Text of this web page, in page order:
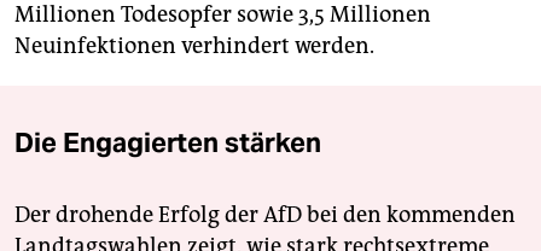
Millionen Todesopfer sowie 3,5 Millionen
Neuinfektionen verhindert werden.
Die Engagierten stärken
Der drohende Erfolg der AfD bei den kommenden